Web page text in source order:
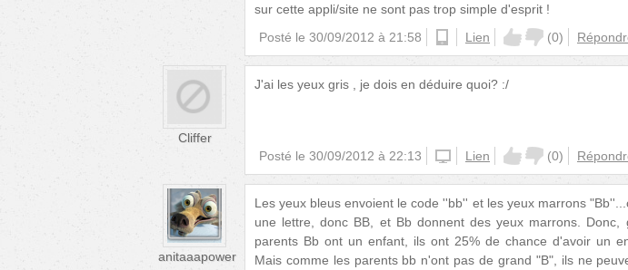
sur cette appli/site ne sont pas trop simple d'esprit !
Posté le 30/09/2012 à 21:58 androidLien (0)
Cliffer
J'ai les yeux gris , je dois en déduire quoi? :/
Posté le 30/09/2012 à 22:13 iphoneLien (0)
anitaaapower
Les yeux bleus envoient le code ''bb'' et les yeux marrons
une lettre, donc BB, et Bb donnent des yeux marrons. Donc,
parents Bb ont un enfant, ils ont 25% de chance d'avoir un
Mais comme les parents bb n'ont pas de grand "B", ils ne